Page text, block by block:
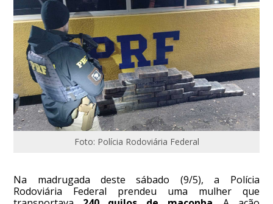
Foto: Polícia Rodoviária Federal
Na madrugada deste sábado (9/5), a Polícia
Rodoviária Federal prendeu uma mulher que